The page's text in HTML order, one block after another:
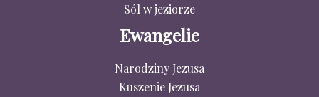
Sól w jeziorze
Ewangelie
Narodziny Jezusa
Kuszenie Jezusa